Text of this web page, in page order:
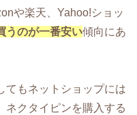
や楽天、Yahoo!ショッ
うのが一番安い傾向にあ
てもネットショップには
ネクタイピンを購入する